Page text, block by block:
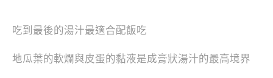
吃到最後的湯汁最適合配飯吃
地瓜葉的軟爛與皮蛋的黏液是成膏狀湯汁的最高境界